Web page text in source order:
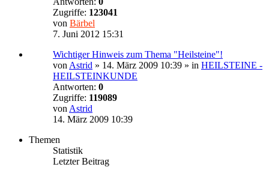
Zugriffe: 123041
von Bärbel
7. Juni 2012 15:31
Wichtiger Hinweis zum Thema "Heilsteine"!
von Astrid » 14. März 2009 10:39 » in HEILSTEINE -
HEILSTEINKUNDE
Antworten: 0
Zugriffe: 119089
von Astrid
14. März 2009 10:39
Themen
Statistik
Letzter Beitrag